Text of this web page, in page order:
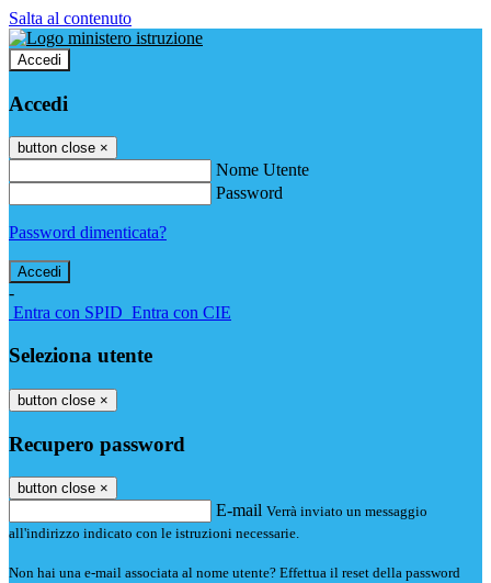
Salta al contenuto
Accedi
Accedi
button close ×
Nome Utente
Password
Password dimenticata?
-
Entra con SPID Entra con CIE
Seleziona utente
button close ×
Recupero password
button close ×
E-mail Verrà inviato un messaggio
all'indirizzo indicato con le istruzioni necessarie.
Non hai una e-mail associata al nome utente? Effettua il reset della password